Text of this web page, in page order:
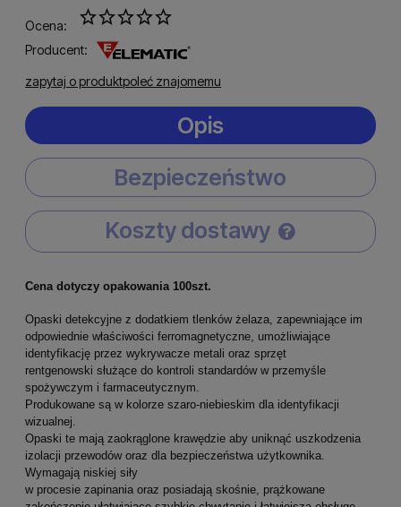
Ocena:
Producent:
zapytaj o produktpoleć znajomemu
Opis
Bezpieczeństwo
Koszty dostawy
Cena nie zawiera ewentualnych kosztów płatności
Cena dotyczy opakowania 100szt.
Opaski detekcyjne z dodatkiem tlenków żelaza, zapewniające im
odpowiednie właściwości ferromagnetyczne, umożliwiające
identyfikację przez wykrywacze metali oraz sprzęt
rentgenowski służące do kontroli standardów w przemyśle
spożywczym i farmaceutycznym.
Produkowane są w kolorze szaro-niebieskim dla identyfikacji
wizualnej.
Opaski te mają zaokrąglone krawędzie aby uniknąć uszkodzenia
izolacji przewodów oraz dla bezpieczeństwa użytkownika.
Wymagają niskiej siły
w procesie zapinania oraz posiadają skośnie, prążkowane